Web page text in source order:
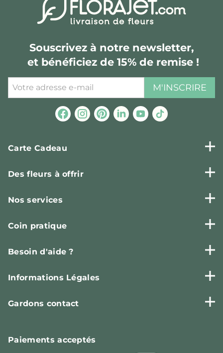
Souscrivez à notre newsletter,
et bénéficiez de 15% de remise !
M'INSCRIRE
Carte Cadeau
Des fleurs à offrir
Nos services
Coin pratique
Besoin d'aide ?
Informations Légales
Gardons contact
Paiementsacceptés